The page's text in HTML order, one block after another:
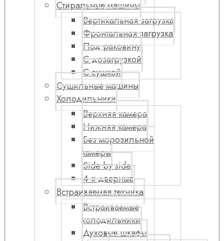
Стиральные машины
Вертикальная загрузка
Фронтальная загрузка
Под раковину
С дозагрузкой
С сушкой
Сушильные машины
Холодильники
Верхняя камера
Нижняя камера
Без морозильной
камеры
Side by side
4-х дверные
Встраиваемая техника
Встраиваемые
холодильники
Духовые шкафы